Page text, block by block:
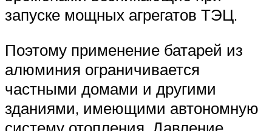
запуске мощных агрегатов ТЭЦ.
Поэтому применение батарей из
алюминия ограничивается
частными домами и другими
зданиями, имеющими автономную